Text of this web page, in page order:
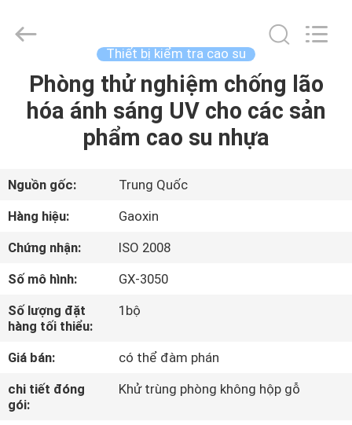
TRANG
CHỦ
SẢN
PHẨM
CHÚNG
TÔI
THAM
QUAN
Ltd.，.
Reserved.
Developed
Thiết bị kiểm tra cao su
Phòng thử nghiệm chống lão
hóa ánh sáng UV cho các sản
phẩm cao su nhựa
Nguồn gốc:
Trung Quốc
Hàng hiệu:
Gaoxin
Chứng nhận:
ISO 2008
Số mô hình:
GX-3050
Số lượng đặt
hàng tối thiểu:
1bộ
Giá bán:
có thể đàm phán
chi tiết đóng
gói:
Khử trùng phòng không hộp gỗ